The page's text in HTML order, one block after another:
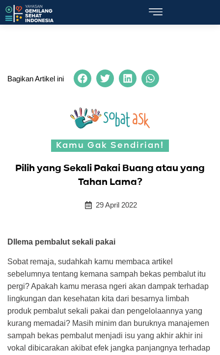
Bagikan Artikel ini
Kamu Gak Sendirian!
Pilih yang Sekali Pakai Buang atau yang
Tahan Lama?
29 April 2022
DIlema pembalut sekali pakai
Sobat remaja, sudahkah kamu membaca artikel
sebelumnya tentang kemana sampah bekas pembalut itu
pergi? Apakah kamu merasa ngeri akan dampak terhadap
lingkungan dan kesehatan kita dari besarnya limbah
produk pembalut sekali pakai dan pengelolaannya yang
kurang memadai? Masih minim dan buruknya manajemen
sampah bekas pembalut menjadi isu yang akhir akhir ini
vokal dibicarakan akibat efek jangka panjangnya terhadap